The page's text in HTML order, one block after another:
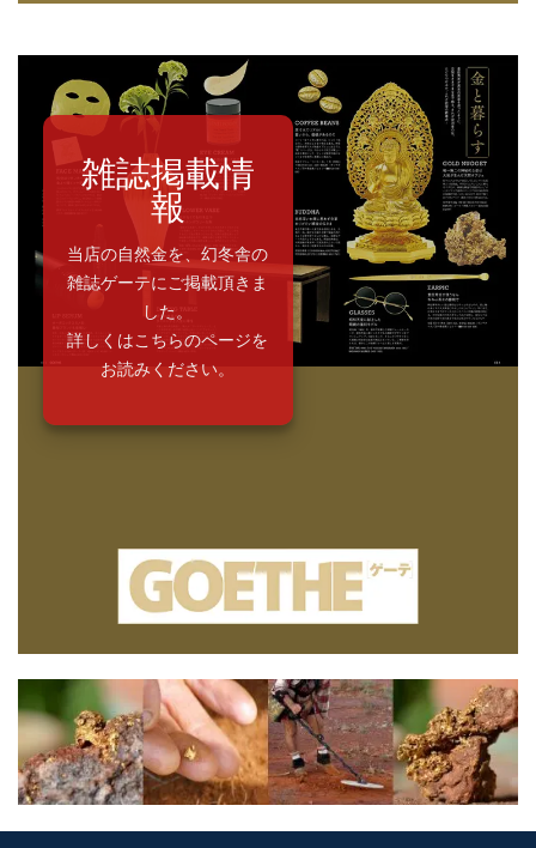
雑誌掲載情
報
当店の自然金を、幻冬舎の
雑誌ゲーテにご掲載頂きま
した。
詳しくはこちらのページを
お読みください。